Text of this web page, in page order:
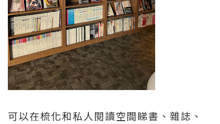
可以在梳化和私人閱讀空間睇書、雜誌、